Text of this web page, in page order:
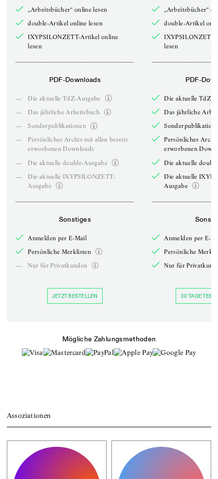
„Arbeitsbücher“ online lesen
double-Artikel online lesen
IXYPSILONZETT-Artikel online
lesen
PDF-Downloads
—
Die aktuelle TdZ-Ausgabe
—
Das jährliche Arbeitsbuch
—
Sonderpublikationen
—
Persönliches Archiv mit allen bereits
erworbenen Downloads
—
Die aktuelle double-Ausgabe
—
Die aktuelle IXYPSILONZETT-
Ausgabe
Sonstiges
Anmelden per E-Mail
Persönliche Merklisten
—
Nur für Privatkunden
JETZT BESTELLEN
„Arbeitsbücher“
double-Artikel
lesen
PDF-
Die aktuelle TdZ-
Das jährliche
Persönliches
erworbenen
Die aktuelle
Die aktuelle
Ausgabe
Anmelden per E-
Persönliche
Nur für
30 TAGE
Mögliche Zahlungsmethoden
Assoziationen